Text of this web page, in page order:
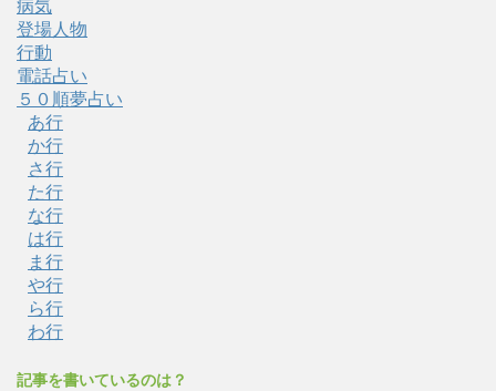
病気
登場人物
行動
電話占い
５０順夢占い
あ行
か行
さ行
た行
な行
は行
ま行
や行
ら行
わ行
記事を書いているのは？